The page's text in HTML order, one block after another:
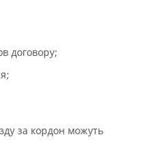
договору;
за кордон можуть